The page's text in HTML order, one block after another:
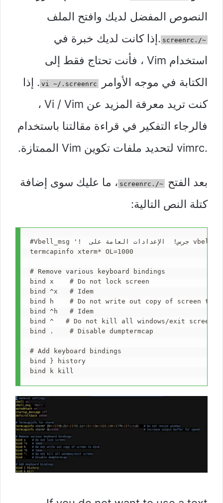
النصوص المفضل لديك وافتح الملف
~/.screenrc
.إذا كانت لديك خبرة في
استخدام Vim ، فأنت تحتاج فقط إلى
الكتابة في موجه الأوامر
vi ~/.screenrc . إذا
كنت تريد معرفة المزيد عن Vi / Vim ،
فالرجاء التفكير في قراءة مقالتنا باستخدام
.vimrc لتحديد ملفات تكوين Vim الممتازة.
بعد الفتح ~/.screenrc
، ما عليك سوى إضافة
كتلة النص التالية:
#Vbell_msg '!  جرس!  الإعدادات العامة على vbell تفصل تلقائيًا defscrollback 10000 #xterm termcapinfo termcapinfo xterm * Z0 =  E عند إغلاق startup_message[?3h:Z1=E[?3l:is=E[rE[mE[2JE[HE[?7hE[?1;4;6l   # Do not resize window
termcapinfo xterm* OL=1000
# Remove various keyboard bindings
bind x    # Do not lock screen
bind ^x   # Idem
bind h    # Do not write out copy of screen to
bind ^h   # Idem
bind ^   # Do not kill all windows/exit screen
bind .    # Disable dumptermcap
# Add keyboard bindings
bind } history